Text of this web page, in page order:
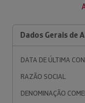
Dados Gerais de
DATA DE ÚLTIMA
RAZÃO SOCIAL
DENOMINAÇÃO